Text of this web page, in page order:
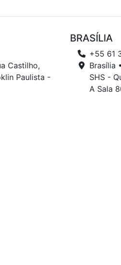
Castilho,
Paulista -
BRASÍLIA
+55 61
Brasília
SHS -
A Sala